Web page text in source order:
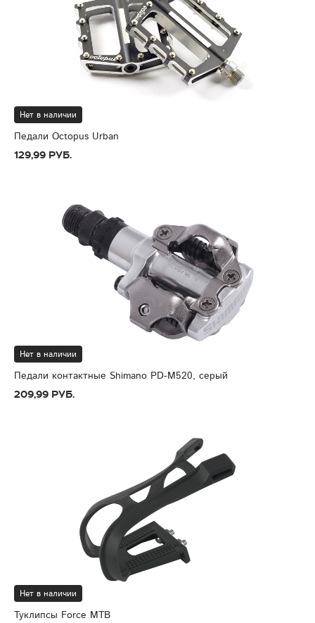
Нет в наличии
Педали Octopus Urban
129,99 руб.
Нет в наличии
Педали контактные Shimano PD-M520, серый
209,99 руб.
Нет в наличии
Туклипсы Force MTB